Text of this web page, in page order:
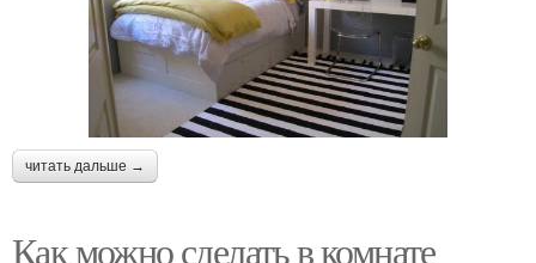
читать дальше →
Как можно сделать в комнате